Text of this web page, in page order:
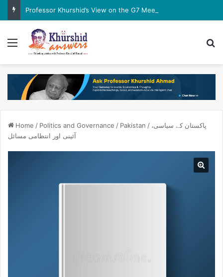
Professor Khurshid’s View on the G7 Meeting
Menu
Home / Politics and Governance / Pakistan / پاکستان کے سیاسی،
آئینی اور انتظامی مسائل